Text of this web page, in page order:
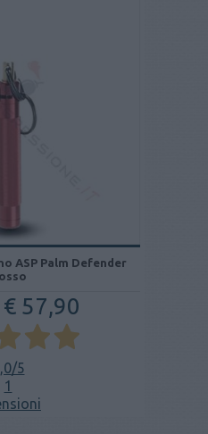
ASP Palm Defender
€ 57,90
/5
1